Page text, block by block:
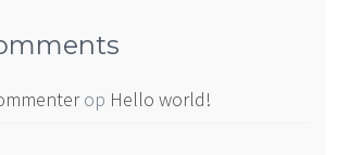
op Hello world!